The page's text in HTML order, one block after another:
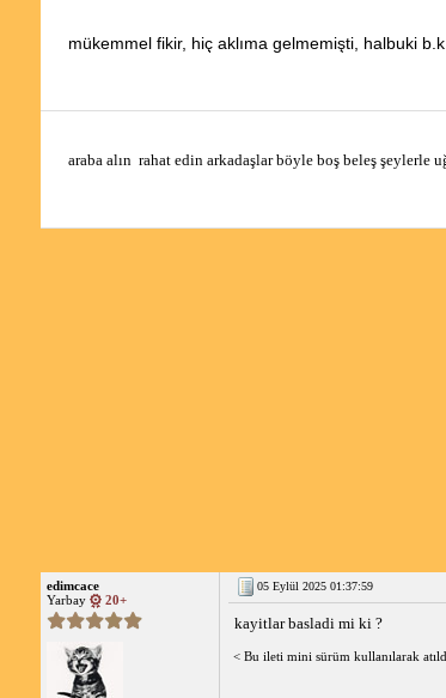
mükemmel fikir, hiç aklıma gelmemişti, halbuki
araba alın  rahat edin arkadaşlar böyle boş beleş şeylerle
edimcace
Yarbay
20+
05 Eylül 2025 01:37:59
kayitlar basladi mi ki ?
< Bu ileti mini sürüm kullanılarak